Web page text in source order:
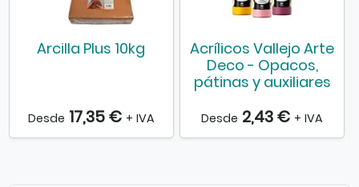
Arcilla Plus 10kg
Desde 17,35 € + IVA
Acrílicos Vallejo Arte
Deco - Opacos,
pátinas y auxiliares
Desde 2,43 € + IVA